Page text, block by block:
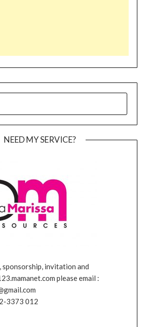
NEED MY SERVICE?
sponsorship, invitation and
please email :
3373 012